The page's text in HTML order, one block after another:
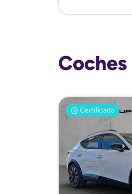
Certificado